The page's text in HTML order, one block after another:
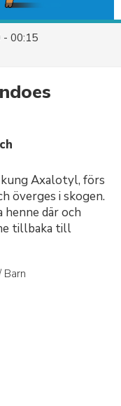
- 00:15
Axalotyl, förs
överges i skogen.
där och
tillbaka till
Barn